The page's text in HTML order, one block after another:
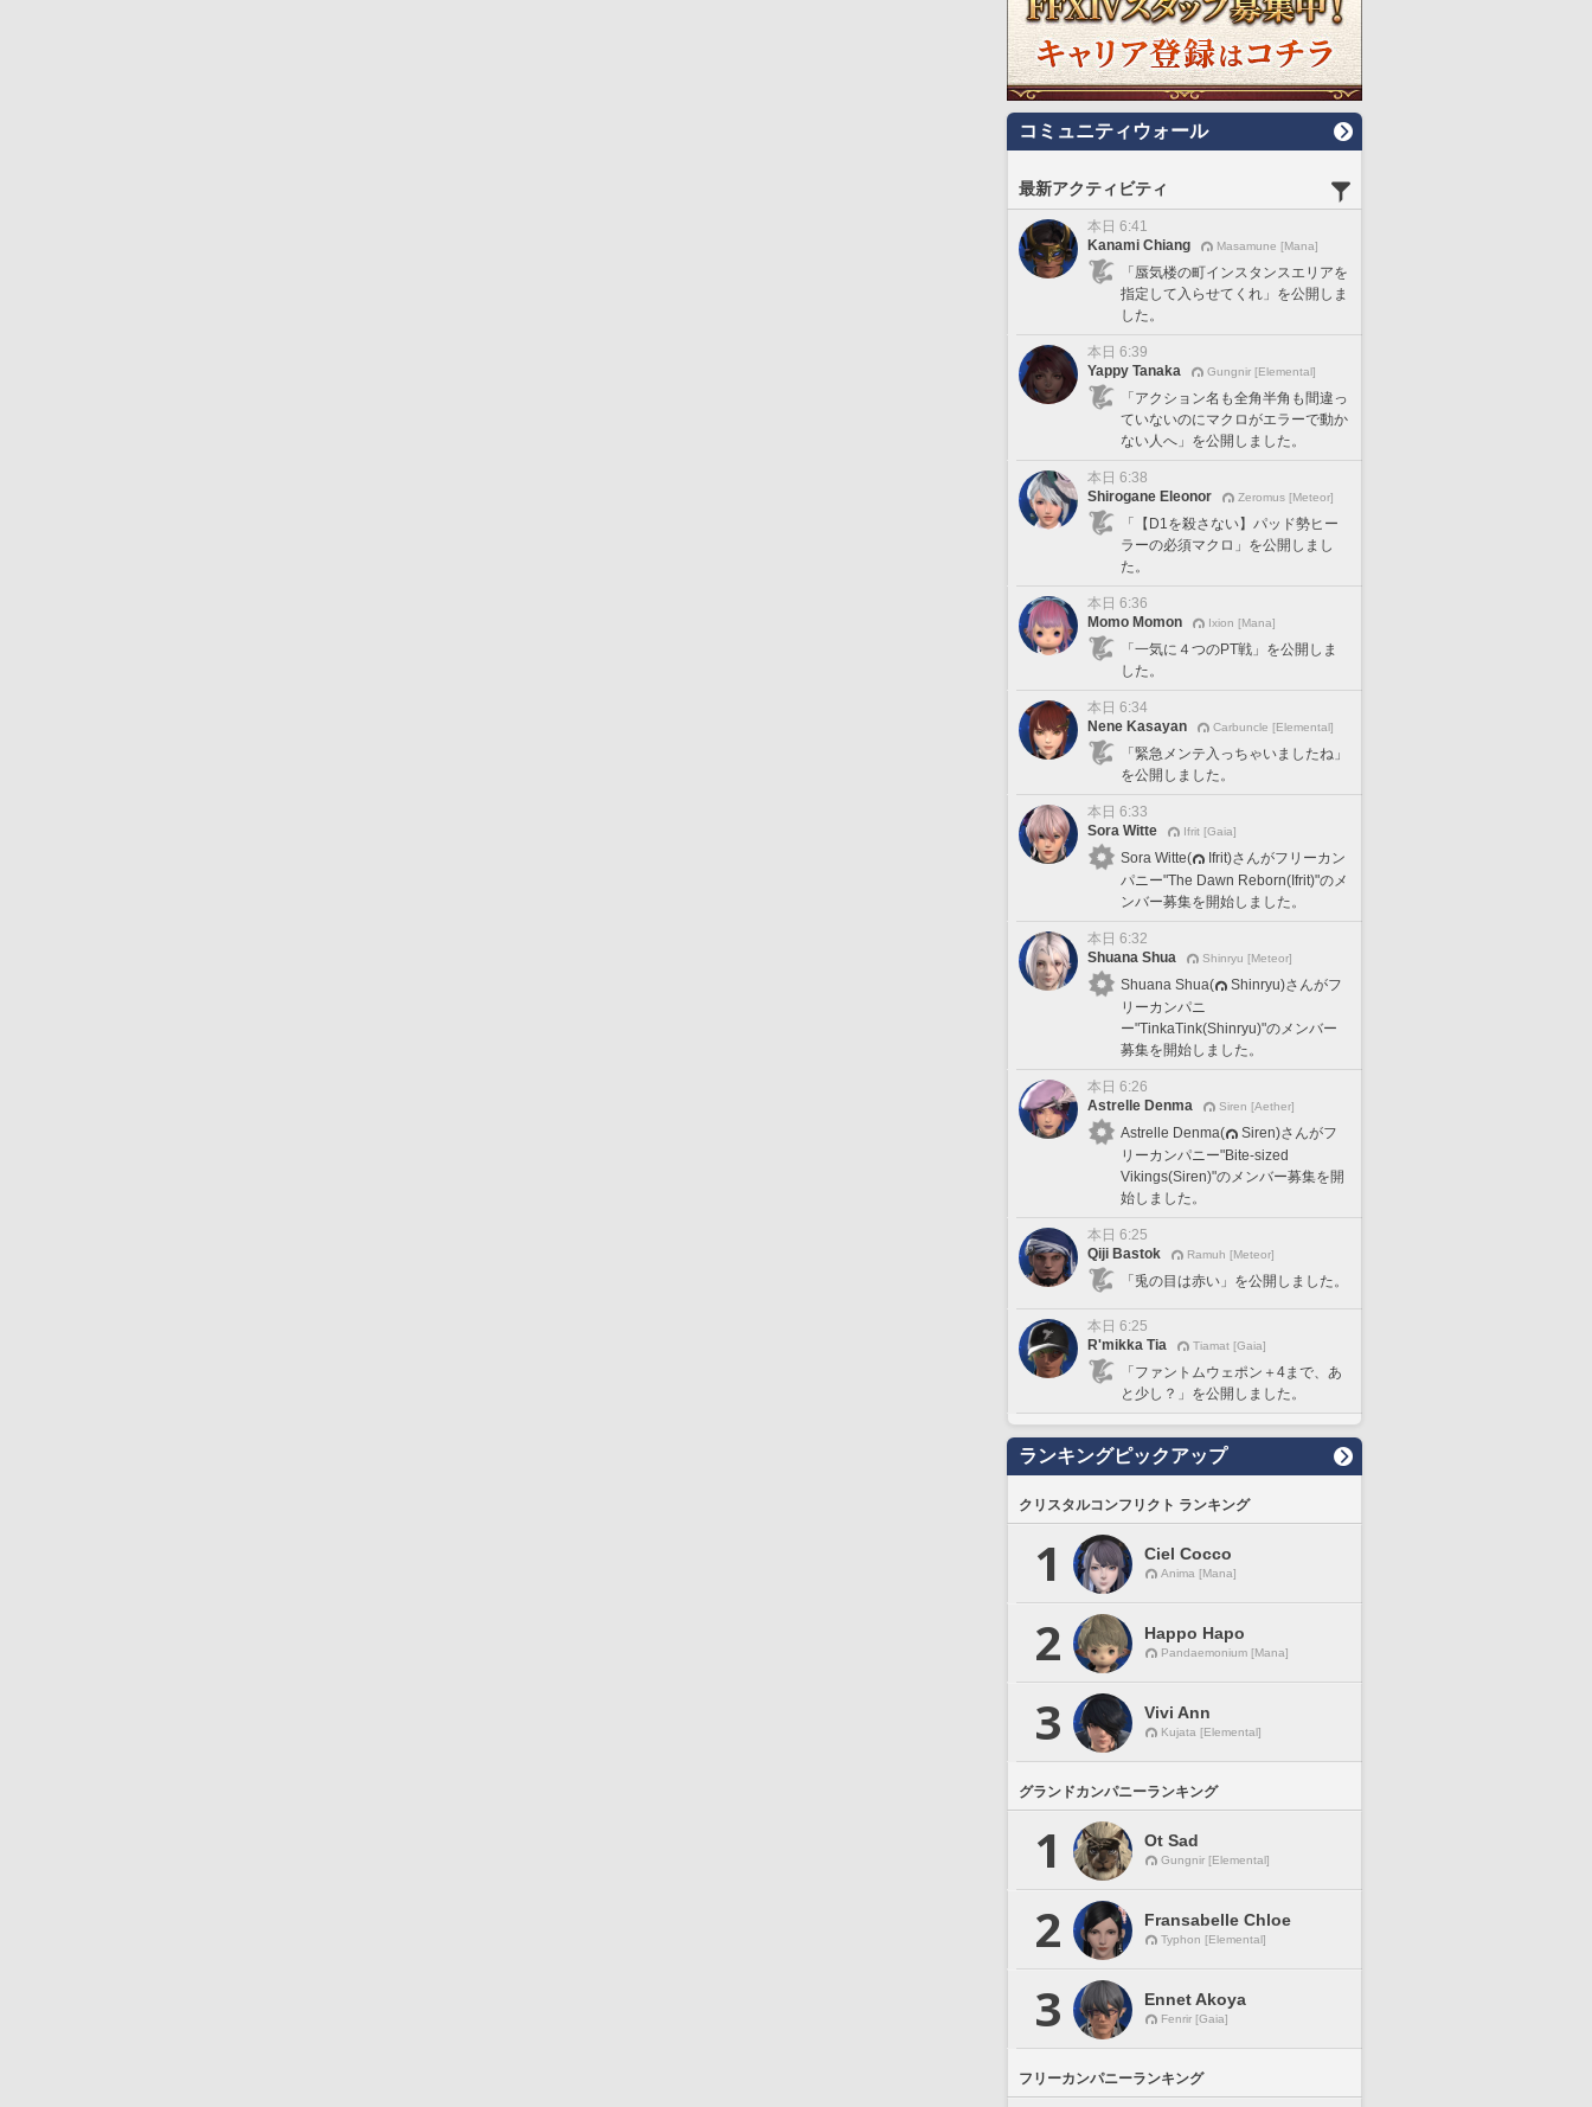
コミュニティウォール
最新アクティビティ
本日 6:41
Kanami Chiang
Masamune [Mana]
「蜃気楼の町インスタンスエリアを
指定して入らせてくれ」を公開しま
した。
本日 6:39
Yappy Tanaka
Gungnir [Elemental]
「アクション名も全角半角も間違っ
ていないのにマクロがエラーで動か
ない人へ」を公開しました。
本日 6:38
Shirogane Eleonor
Zeromus [Meteor]
「【D1を殺さない】パッド勢ヒー
ラーの必須マクロ」を公開しまし
た。
本日 6:36
Momo Momon
Ixion [Mana]
「一気に４つのPT戦」を公開しま
した。
本日 6:34
Nene Kasayan
Carbuncle [Elemental]
「緊急メンテ入っちゃいましたね」
を公開しました。
本日 6:33
Sora Witte
Ifrit [Gaia]
Sora Witte(
Ifrit)さんがフリーカン
パニー"The Dawn Reborn(Ifrit)"のメ
ンバー募集を開始しました。
本日 6:32
Shuana Shua
Shinryu [Meteor]
Shuana Shua(
Shinryu)さんがフ
リーカンパニ
ー"TinkaTink(Shinryu)"のメンバー
募集を開始しました。
本日 6:26
Astrelle Denma
Siren [Aether]
Astrelle Denma(
Siren)さんがフ
リーカンパニー"Bite-sized
Vikings(Siren)"のメンバー募集を開
始しました。
本日 6:25
Qiji Bastok
Ramuh [Meteor]
「兎の目は赤い」を公開しました。
本日 6:25
R'mikka Tia
Tiamat [Gaia]
「ファントムウェポン＋4まで、あ
と少し？」を公開しました。
ランキングピックアップ
クリスタルコンフリクト ランキング
1 Ciel Cocco
Anima [Mana]
2 Happo Hapo
Pandaemonium [Mana]
3 Vivi Ann
Kujata [Elemental]
グランドカンパニーランキング
1 Ot Sad
Gungnir [Elemental]
2 Fransabelle Chloe
Typhon [Elemental]
3 Ennet Akoya
Fenrir [Gaia]
フリーカンパニーランキング